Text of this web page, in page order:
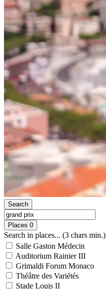
Search
Places 0
Search in places... (3 chars min.)
Salle Gaston Médecin
Auditorium Rainier III
Grimaldi Forum Monaco
Théâtre des Variétés
Stade Louis II